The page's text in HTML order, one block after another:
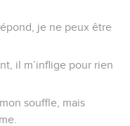
je ne peux être
il m’inflige pour rien
souffle, mais